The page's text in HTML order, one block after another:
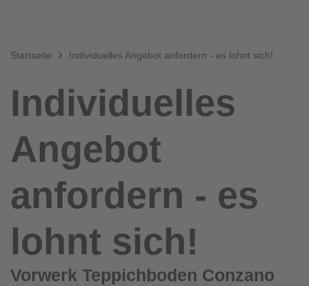
Startseite Individuelles Angebot anfordern - es lohnt sich!
Individuelles
Angebot
anfordern - es
lohnt sich!
Vorwerk Teppichboden Conzano